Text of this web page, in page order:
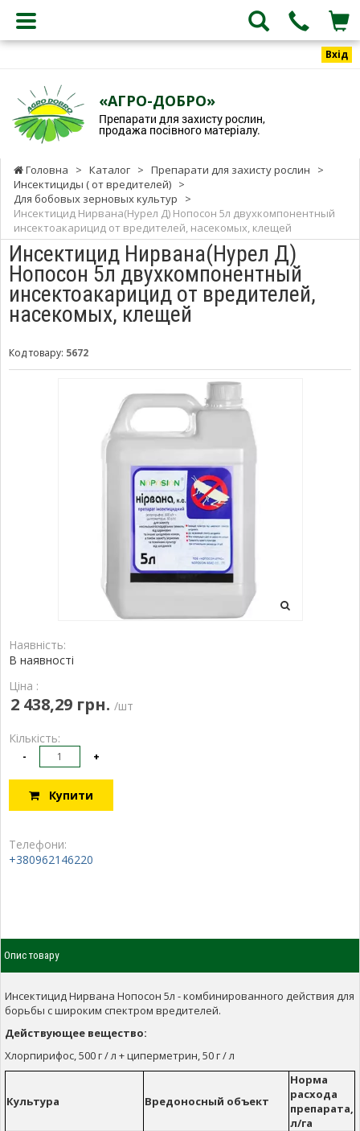
Вхід
«АГРО-ДОБРО»
Препарати для захисту рослин,
продажа посівного матеріалу.
Головна > Каталог > Препарати для захисту рослин
>
Инсектициды ( от вредителей) >
Для бобовых зерновых культур
>
Инсектицид Нирвана(Нурел Д) Нопосон 5л двухкомпонентный
инсектоакарицид от вредителей, насекомых, клещей
Инсектицид Нирвана(Нурел Д)
Нопосон 5л двухкомпонентный
инсектоакарицид от вредителей,
насекомых, клещей
Код товару: 5672
Наявність:
В наявності
Ціна :
2 438,29 грн. /шт
Кількість:
- +
Купити
Телефони:
+380962146220
Опис товару
Инсектицид Нирвана Нопосон 5л - комбинированного действия для
борьбы с широким спектром вредителей.
Действующее вещество:
Хлорпирифос, 500 г / л + циперметрин, 50 г / л
Культура Вредоносный объект
Норма
расхода
препарата,
л/га